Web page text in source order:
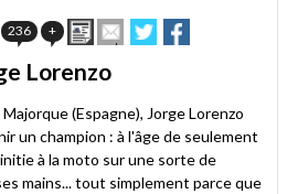
236 + ImprimerEnvoyer
cet
article
à
ami
Partager
sur
sur
Lorenzo
(Espagne), Jorge Lorenzo
un champion : à l'âge de seulement
à la moto sur une sorte de
mains... tout simplement parce que